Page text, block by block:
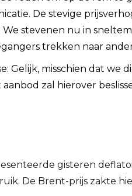
De stevige
We stevenen nu in
trekken naar
Gelijk, misschien dat
aanbod zal hierover
gisteren
De Brent-prijs zakte